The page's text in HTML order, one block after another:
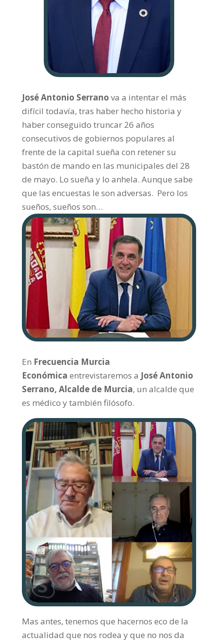
José Antonio Serrano va a intentar el más
difícil todavía, tras haber hecho historia y
haber conseguido truncar 26 años
consecutivos de gobiernos populares al
frente de la capital sueña con retener su
bastón de mando en las municipales del 28
de mayo. Lo sueña y lo anhela. Aunque sabe
que las encuestas le son adversas. Pero los
sueños, sueños son…
En Frecuencia Murcia
Económica entrevistaremos a José Antonio
Serrano, Alcalde de Murcia, un alcalde que
es médico y también filósofo.
Mas antes, tenemos que hacernos eco de la
actualidad que nos rodea y que no nos da